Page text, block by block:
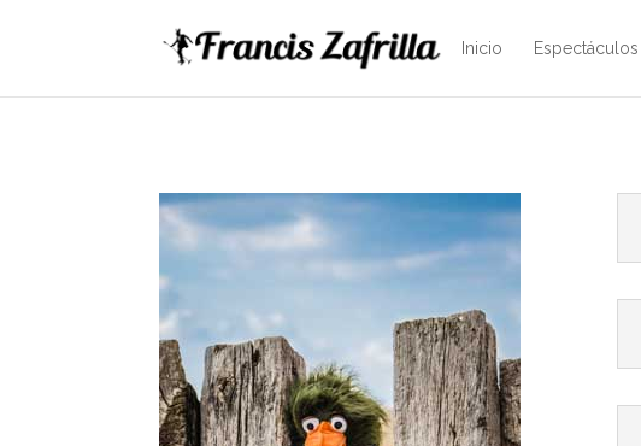
Inicio Espectáculos